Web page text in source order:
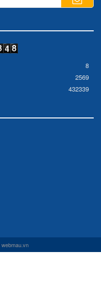
8
2569
432339
webmau.vn